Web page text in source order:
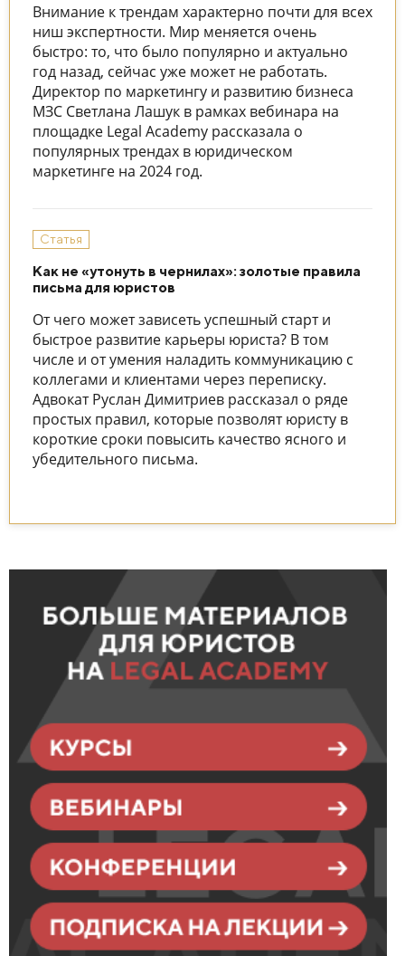
Внимание к трендам характерно почти для всех
ниш экспертности. Мир меняется очень
быстро: то, что было популярно и актуально
год назад, сейчас уже может не работать.
Директор по маркетингу и развитию бизнеса
МЗС Светлана Лашук в рамках вебинара на
площадке Legal Academy рассказала о
популярных трендах в юридическом
маркетинге на 2024 год.
Статья
Как не «утонуть в чернилах»: золотые правила
письма для юристов
От чего может зависеть успешный старт и
быстрое развитие карьеры юриста? В том
числе и от умения наладить коммуникацию с
коллегами и клиентами через переписку.
Адвокат Руслан Димитриев рассказал о ряде
простых правил, которые позволят юристу в
короткие сроки повысить качество ясного и
убедительного письма.